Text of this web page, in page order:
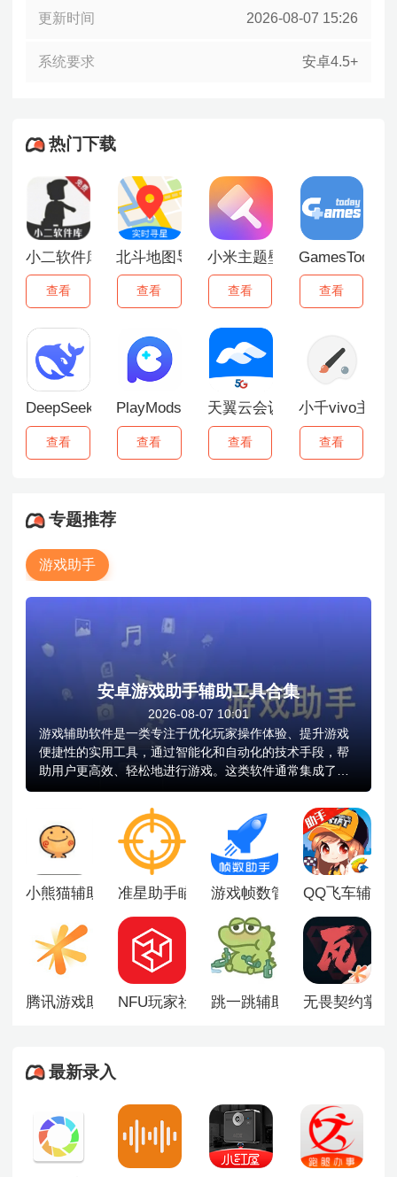
更新时间 2026-08-07 15:26
系统要求 安卓4.5+
热门下载
小二软件库最新版
查看
北斗地图导航手机版
查看
小米主题壁纸最新版
查看
GamesToday
查看
DeepSeek百度版
查看
PlayMods中国大陆开放版
查看
天翼云会议
查看
小千vivo主题
查看
专题推荐
游戏助手
安卓游戏助手辅助工具合集
2026-08-07 10:01
游戏辅助软件是一类专注于优化玩家操作体验、提升游戏
便捷性的实用工具，通过智能化和自动化的技术手段，帮
助用户更高效、轻松地进行游戏。这类软件通常集成了多
种功能，如自动完成日常任务、智能挂机刷怪、一键执行
复杂连招、优化游戏界面布局以及自定义快捷操作流程
等，能够显著减少重复性手动操作，降低上手难度，尤其
适合时间有限或希望提升效率的玩家，部分辅助工具还支
持对游戏交互逻辑进行个性化调整。
小熊猫辅助器超自然游戏包
准星助手瞄准器十字架游戏帧数管家90FPSQQ飞车辅助
腾讯游戏助手 NFU玩家社区 跳一跳辅助神器无畏契约掌
最新录入